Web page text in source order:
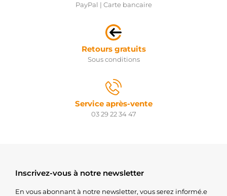
PayPal | Carte bancaire
Retours gratuits
Sous conditions
Service après-vente
03 29 22 34 47
Inscrivez-vous à notre newsletter
En vous abonnant à notre newsletter, vous serez informé.e